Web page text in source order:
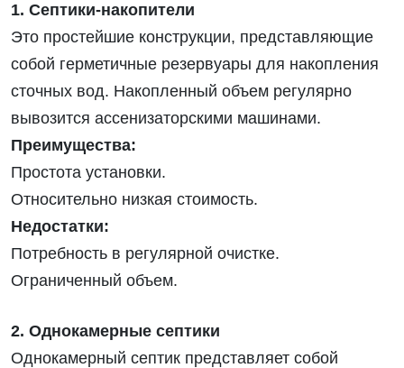
1. Септики-накопители
Это простейшие конструкции, представляющие
собой герметичные резервуары для накопления
сточных вод. Накопленный объем регулярно
вывозится ассенизаторскими машинами.
Преимущества:
Простота установки.
Относительно низкая стоимость.
Недостатки:
Потребность в регулярной очистке.
Ограниченный объем.
2. Однокамерные септики
Однокамерный септик представляет собой